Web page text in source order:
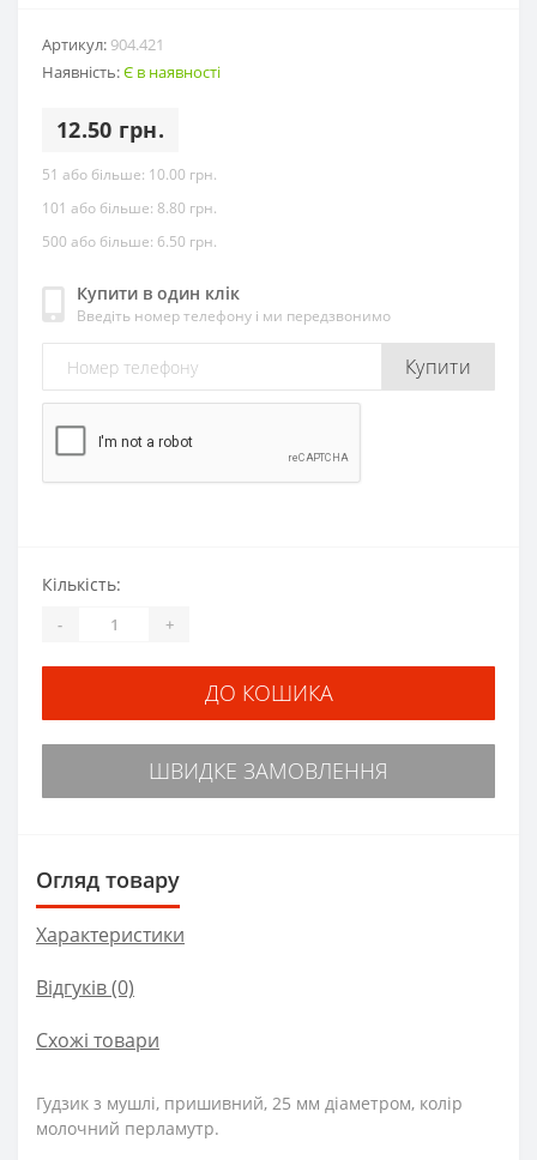
Артикул: 904.421
Наявність:Є в наявності
12.50 грн.
51 або більше: 10.00 грн.
101 або більше: 8.80 грн.
500 або більше: 6.50 грн.
Купити в один клік
Введіть номер телефону і ми передзвонимо
Купити
Кількість:
- +
ДО КОШИКА
ШВИДКЕ ЗАМОВЛЕННЯ
Огляд товару
Характеристики
Відгуків (0)
Схожі товари
Гудзик з мушлі, пришивний, 25 мм діаметром, колір
молочний перламутр.